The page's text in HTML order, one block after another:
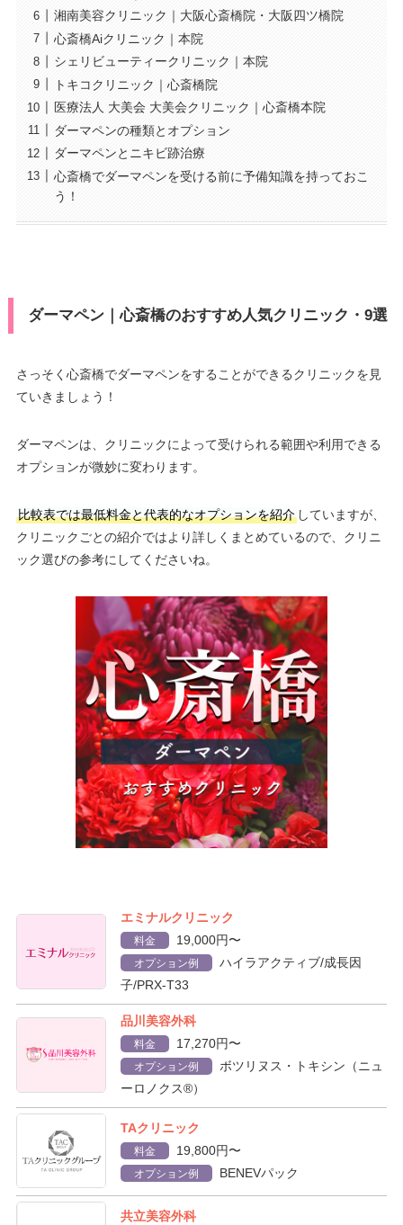
湘南美容クリニック｜大阪心斎橋院・大阪四ツ橋院
心斎橋Aiクリニック｜本院
シェリビューティークリニック｜本院
トキコクリニック｜心斎橋院
医療法人 大美会 大美会クリニック｜心斎橋本院
ダーマペンの種類とオプション
ダーマペンとニキビ跡治療
心斎橋でダーマペンを受ける前に予備知識を持っておこ
う！
ダーマペン｜心斎橋のおすすめ人気クリニック・9選
さっそく心斎橋でダーマペンをすることができるクリニックを見
ていきましょう！
ダーマペンは、クリニックによって受けられる範囲や利用できる
オプションが微妙に変わります。
比較表では最低料金と代表的なオプションを紹介していますが、
クリニックごとの紹介ではより詳しくまとめているので、クリニ
ック選びの参考にしてくださいね。
エミナルクリニック
料金 19,000円〜
オプション例
ハイラアクティブ/成長因
子/PRX-T33
品川美容外科
料金 17,270円〜
オプション例
ボツリヌス・トキシン（ニュ
ーロノクス®）
TAクリニック
料金 19,800円〜
オプション例 BENEVパック
共立美容外科